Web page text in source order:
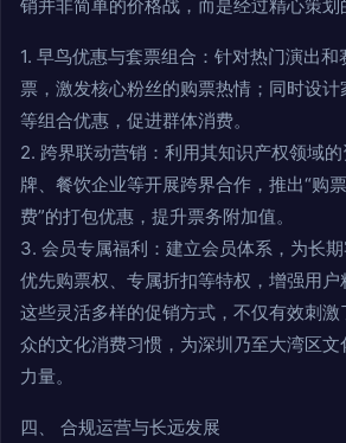
销并非简单的价格战，而是经过精心策划
1. 早鸟优惠与套票组合：针对热门演出
票，激发核心粉丝的购票热情；同时设
等组合优惠，促进群体消费。
2. 跨界联动营销：利用其知识产权领域
牌、餐饮企业等开展跨界合作，推出“购
费”的打包优惠，提升票务附加值。
3. 会员专属福利：建立会员体系，为长期
优先购票权、专属折扣等特权，增强用户
这些灵活多样的促销方式，不仅有效刺
众的文化消费习惯，为深圳乃至大湾区文
力量。
四、 合规运营与长远发展